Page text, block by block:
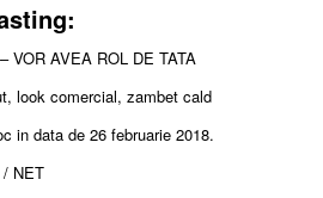
VOR AVEA ROL DE TATA
look comercial, zambet cald
in data de 26 februarie 2018.
/ NET